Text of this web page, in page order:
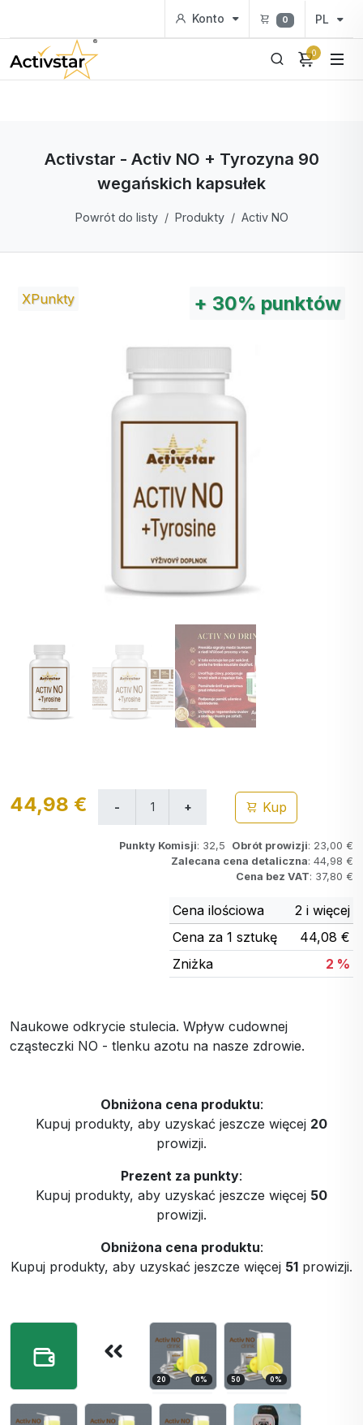
Konto 0 PL
0
Activstar - Activ NO + Tyrozyna 90
wegańskich kapsułek
Powrót do listy Produkty Activ NO
XPunkty + 30% punktów
44,98 € Kup
Punkty Komisji: 32,5 Obrót prowizji: 23,00 €
Zalecana cena detaliczna: 44,98 €
Cena bez VAT: 37,80 €
Cena ilościowa
2 i więcej
Cena za 1 sztukę
44,08 €
Zniżka
2 %
Naukowe odkrycie stulecia. Wpływ cudownej
cząsteczki NO - tlenku azotu na nasze zdrowie.
Obniżona cena produktu:
Kupuj produkty, aby uzyskać jeszcze więcej 20
prowizji.
Prezent za punkty:
Kupuj produkty, aby uzyskać jeszcze więcej 50
prowizji.
Obniżona cena produktu:
Kupuj produkty, aby uzyskać jeszcze więcej 51 prowizji.
20 0% 50 0%